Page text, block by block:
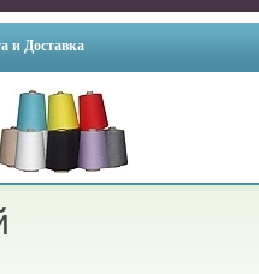
и Доставка